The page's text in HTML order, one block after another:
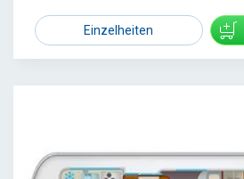
Einzelheiten